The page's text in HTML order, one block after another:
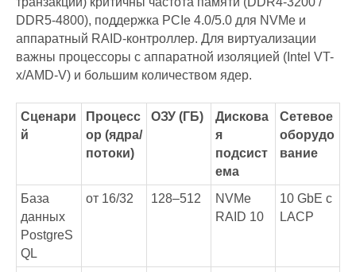
DDR5-4800), поддержка PCIe 4.0/5.0 для NVMe и
аппаратный RAID-контроллер. Для виртуализации
важны процессоры с аппаратной изоляцией (Intel VT-
x/AMD-V) и большим количеством ядер.
Сценари
й
Процесс
ор (ядра/
потоки)
ОЗУ (ГБ)
Дискова
я
подсист
ема
Сетевое
оборудо
вание
База
данных
PostgreS
QL
от 16/32 128–512
NVMe
RAID 10
10 GbE с
LACP